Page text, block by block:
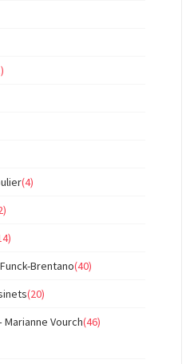
(4)
Brentano(40)
(20)
Marianne Vourch(46)